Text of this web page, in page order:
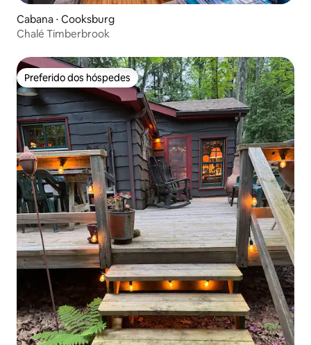
Cabana ⋅ Cooksburg
Chalé Timberbrook
Preferido dos hóspedes
Preferido dos hóspedes